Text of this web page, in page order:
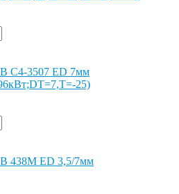
C4-3507 ED 7мм
25)
438M ED 3,5/7мм